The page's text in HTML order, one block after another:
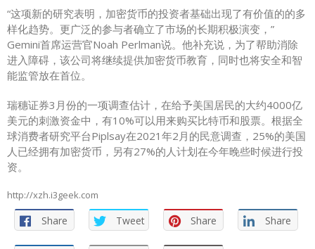
“这项新的研究表明，加密货币的投资者基础出现了有价值的的多
样化趋势。更广泛的参与者确立了市场的长期积极演变，”
Gemini首席运营官Noah Perlman说。他补充说，为了帮助消除
进入障碍，该公司将继续提供加密货币教育，同时也将安全和智
能监管放在首位。
瑞穗证券3月份的一项调查估计，在给予美国居民的大约4000亿
美元的刺激资金中，有10%可以用来购买比特币和股票。根据全
球消费者研究平台Piplsay在2021年2月的民意调查，25%的美国
人已经拥有加密货币，另有27%的人计划在今年晚些时候进行投
资。
http://xzh.i3geek.com
Share Tweet Share Share